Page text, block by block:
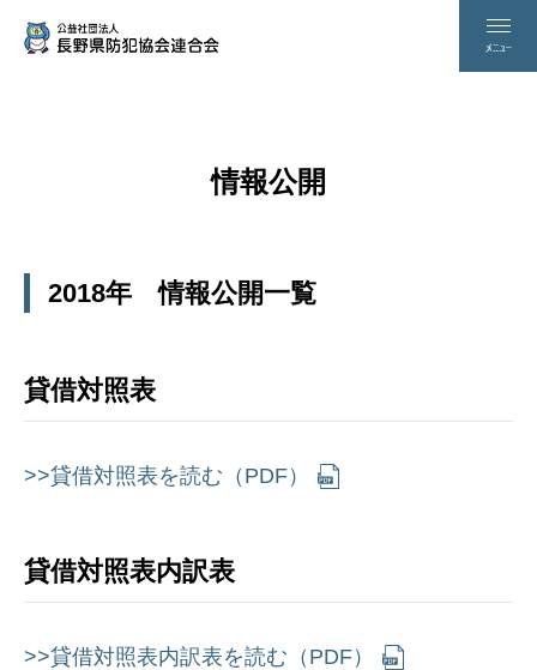
情報公開
2018年 情報公開一覧
貸借対照表
>>貸借対照表を読む（PDF）
貸借対照表内訳表
>>貸借対照表内訳表を読む（PDF）